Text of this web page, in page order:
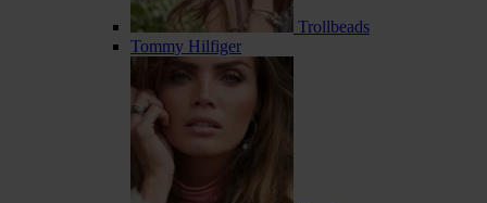
Trollbeads
Tommy Hilfiger